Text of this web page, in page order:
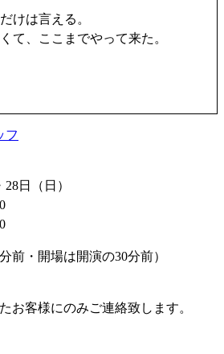
けは言える。
て、ここまでやって来た。
フ
日（日）
前・開場は開演の30分前）
お客様にのみご連絡致します。